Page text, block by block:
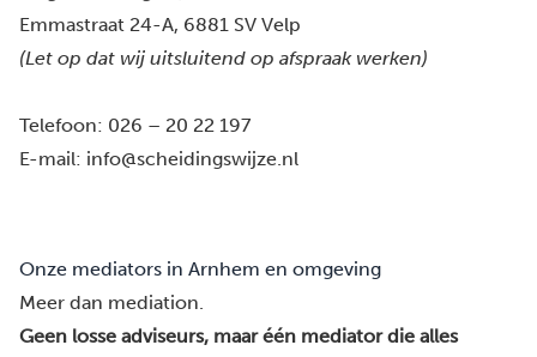
Emmastraat 24-A, 6881 SV Velp
(Let op dat wij uitsluitend op afspraak werken)
Telefoon: 026 – 20 22 197
E-mail: info@scheidingswijze.nl
Onze mediators in Arnhem en omgeving
Meer dan mediation.
Geen losse adviseurs, maar één mediator die alles